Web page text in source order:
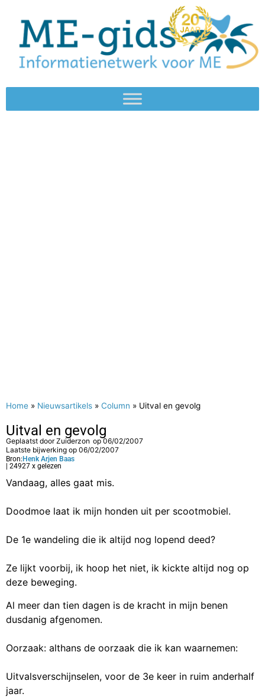
Home » Nieuwsartikels » Column » Uitval en gevolg
Uitval en gevolg
Geplaatst doorZuiderzon op 06/02/2007
Laatste bijwerking op 06/02/2007
Bron: Henk Arjen Baas
| 24927 x gelezen
Vandaag, alles gaat mis.
Doodmoe laat ik mijn honden uit per scootmobiel.
De 1e wandeling die ik altijd nog lopend deed?
Ze lijkt voorbij, ik hoop het niet, ik kickte altijd nog op
deze beweging.
Al meer dan tien dagen is de kracht in mijn benen
dusdanig afgenomen.
Oorzaak: althans de oorzaak die ik kan waarnemen:
Uitvalsverschijnselen, voor de 3e keer in ruim anderhalf
jaar.